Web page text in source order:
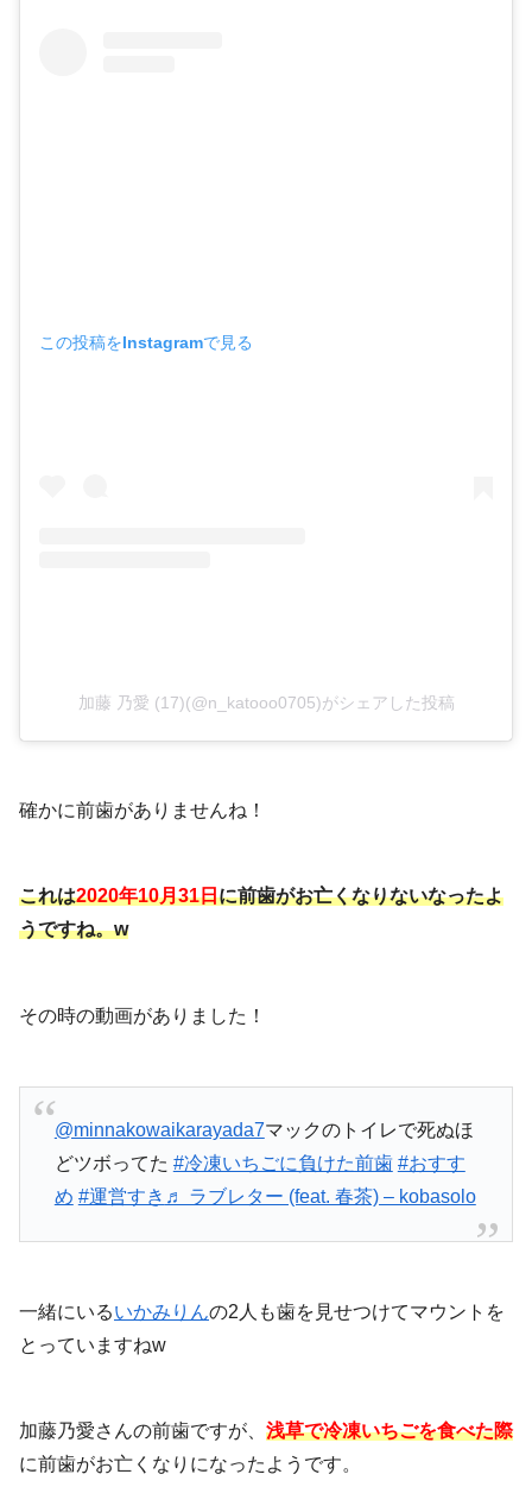
この投稿をInstagramで見る
加藤 乃愛 (17)(@n_katooo0705)がシェアした投稿
確かに前歯がありませんね！
これは2020年10月31日に前歯がお亡くなりないなったよ
うですね。w
その時の動画がありました！
@minnakowaikarayada7マックのトイレで死ぬほ
どツボってた #冷凍いちごに負けた前歯 #おすす
め #運営すき ♬ ラブレター (feat. 春茶) – kobasolo
一緒にいるいかみりんの2人も歯を見せつけてマウントを
とっていますねw
加藤乃愛さんの前歯ですが、 浅草で冷凍いちごを食べた際
に前歯がお亡くなりになったようです。